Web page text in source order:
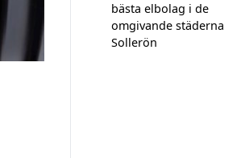
bästa elbolag i de
omgivande städerna
Sollerön